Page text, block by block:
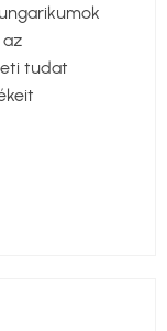
tudat